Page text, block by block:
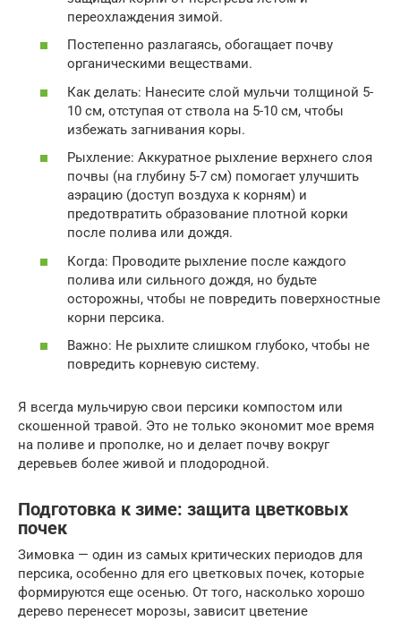
переохлаждения зимой.
Постепенно разлагаясь, обогащает почву
органическими веществами.
Как делать: Нанесите слой мульчи толщиной 5-
10 см, отступая от ствола на 5-10 см, чтобы
избежать загнивания коры.
Рыхление: Аккуратное рыхление верхнего слоя
почвы (на глубину 5-7 см) помогает улучшить
аэрацию (доступ воздуха к корням) и
предотвратить образование плотной корки
после полива или дождя.
Когда: Проводите рыхление после каждого
полива или сильного дождя, но будьте
осторожны, чтобы не повредить поверхностные
корни персика.
Важно: Не рыхлите слишком глубоко, чтобы не
повредить корневую систему.
Я всегда мульчирую свои персики компостом или
скошенной травой. Это не только экономит мое время
на поливе и прополке, но и делает почву вокруг
деревьев более живой и плодородной.
Подготовка к зиме: защита цветковых
почек
Зимовка — один из самых критических периодов для
персика, особенно для его цветковых почек, которые
формируются еще осенью. От того, насколько хорошо
дерево перенесет морозы, зависит цветение